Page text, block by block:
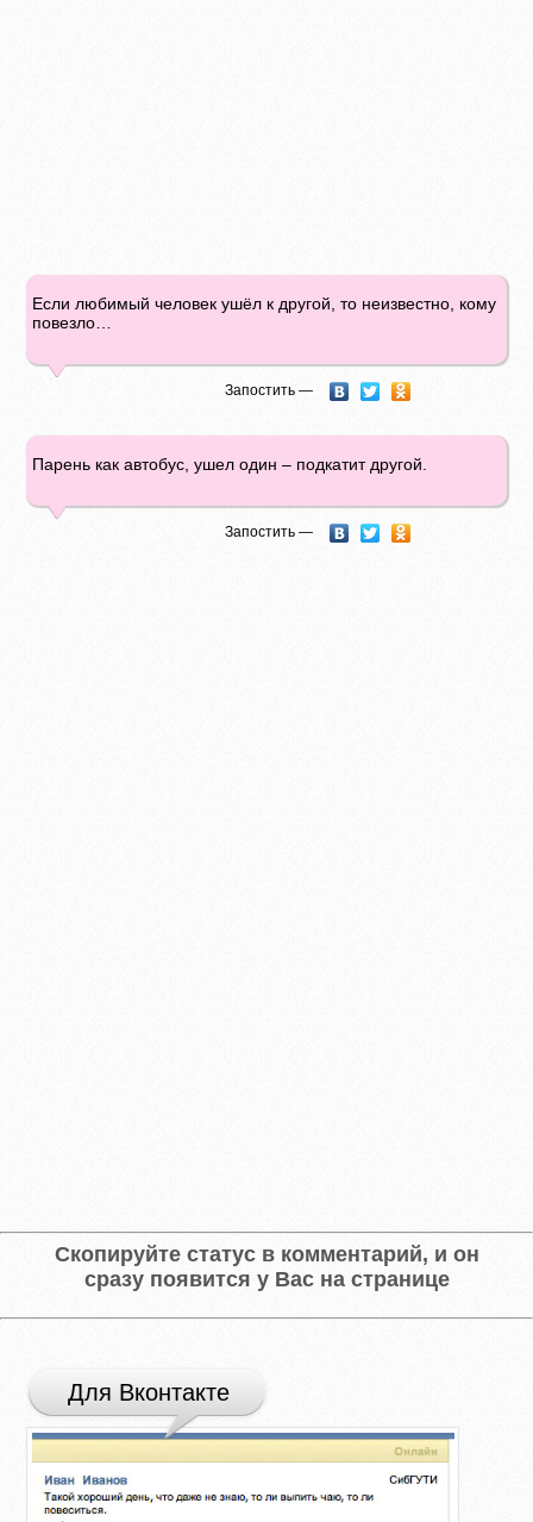
Если любимый человек ушёл к другой, то неизвестно, кому
повезло…
Запостить —
Парень как автобус, ушел один – подкатит другой.
Запостить —
Скопируйте статус в комментарий, и он
сразу появится у Вас на странице
Для Вконтакте